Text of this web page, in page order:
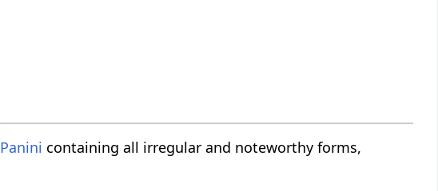
Panini containing all irregular and noteworthy forms,